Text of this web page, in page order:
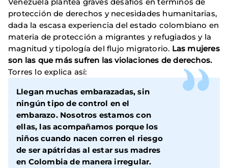
Venezuela plantea graves desafíos en términos de
protección de derechos y necesidades humanitarias,
dada la escasa experiencia del estado colombiano en
materia de protección a migrantes y refugiados y la
magnitud y tipología del flujo migratorio. Las mujeres
son las que más sufren las violaciones de derechos.
Torres lo explica así:
Llegan muchas embarazadas, sin
ningún tipo de control en el
embarazo. Nosotros estamos con
ellas, las acompañamos porque los
niños cuando nacen corren el riesgo
de ser apátridas al estar sus madres
en Colombia de manera irregular.